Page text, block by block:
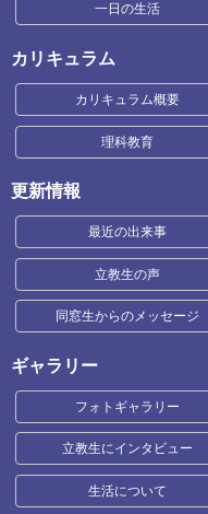
一日の生活
カリキュラム
カリキュラム概要
理科教育
更新情報
最近の出来事
立教生の声
同窓生からのメッセージ
ギャラリー
フォトギャラリー
立教生にインタビュー
生活について